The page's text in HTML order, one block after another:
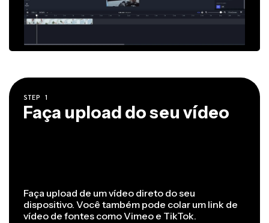
STEP 1
Faça upload do seu vídeo
Faça upload de um vídeo direto do seu
dispositivo. Você também pode colar um link de
vídeo de fontes como Vimeo e TikTok.